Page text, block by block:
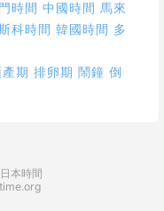
時間 中國時間 馬來
科時間 韓國時間 多
期 排卵期 鬧鐘 倒
日本時間